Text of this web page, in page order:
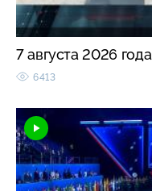
7 августа 2026 года
6413